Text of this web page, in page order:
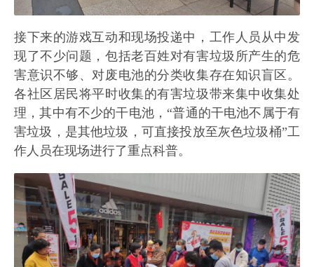
接下来的游戏互动和现场投递中，工作人员从中发
现了不少问题，包括老百姓对有害垃圾所产生的危
害意识不够、对废电池的分类收集存在知识盲区。
各社区居民将平时收集的有害垃圾带来集中收集处
理，其中有不少的干电池，“普通的干电池不属于有
害垃圾，是其他垃圾，可直接投放至灰色垃圾桶”工
作人员在现场进行了重点科普。